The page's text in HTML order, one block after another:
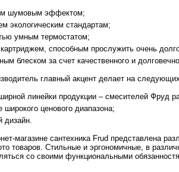
шумовым эффектом;
экологическим стандартам;
умным термостатом;
способным прослужить очень
блеском за счет качественного и
главный акцент делает на
линейки продукции – смесителей Фруд
широкого ценового диапазона;
дизайн.
магазине сантехника Frud представлена
товаров. Стильные и эргономичные, в
со своими функциональными